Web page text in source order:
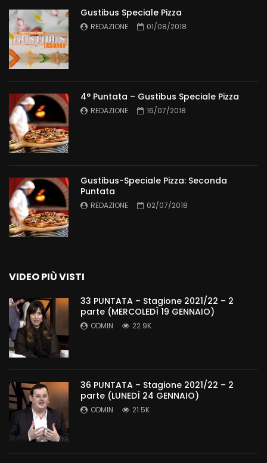
Gustibus Speciale Pizza
REDAZIONE 01/08/2018
4° Puntata – Gustibus Speciale Pizza
REDAZIONE 16/07/2018
Gustibus-Speciale Pizza: Seconda
Puntata
REDAZIONE 02/07/2018
VIDEO PIÙ VISTI
33 PUNTATA – Stagione 2021/22 – 2
parte (MERCOLEDÌ 19 GENNAIO)
ODMIN 22.9K
36 PUNTATA – Stagione 2021/22 – 2
parte (LUNEDÌ 24 GENNAIO)
ODMIN 21.5K